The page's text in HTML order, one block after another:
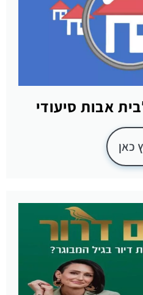
אבות סיעודי
כאן